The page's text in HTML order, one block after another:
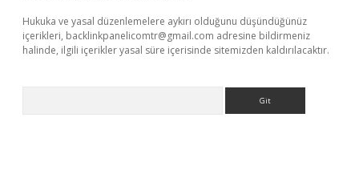
Hukuka ve yasal düzenlemelere aykırı olduğunu düşündüğünüz
içerikleri, backlinkpanelicomtr@gmail.com adresine bildirmeniz
halinde, ilgili içerikler yasal süre içerisinde sitemizden kaldırılacaktır.